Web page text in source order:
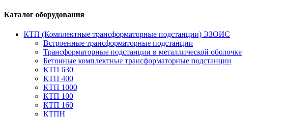
Каталог оборудования
КТП (Комплектные трансформаторные подстанции) ЭЗОИС
Встроенные трансформаторные подстанции
Трансформаторные подстанции в металлической оболочке
Бетонные комплектные трансформаторные подстанции
КТП 630
КТП 400
КТП 1000
КТП 100
КТП 160
КТПН